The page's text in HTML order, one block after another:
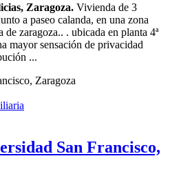
Zaragoza. Vivienda de 3
a paseo calanda, en una zona
zaragoza.. . ubicada en planta 4ª
mayor sensación de privacidad
...
San Francisco,